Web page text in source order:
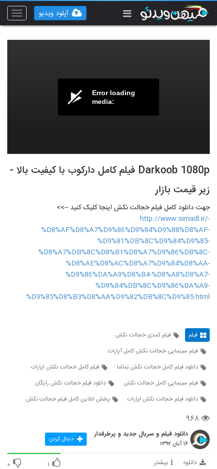
Toggle
آپلود ویدیو
Error loading
media:
Darkoob 1080p فیلم کامل دارکوب با کیفیت بالا -
زیر قیمت بازار
جهت دانلود کامل فیلم خجالت نکش اینجا کلیک کنید -->>
http://www.simadl.ir/-
%D8%AF%D8%A7%D9%86%D9%84%D9%88%D8%AF-
%D9%81%DB%8C%D9%84%D9%85-
%D8%A7%DB%8C%D8%B1%D8%A7%D9%86%DB%8C-
%D8%AE%D8%AC%D8%A7%D9%84%D8%AA-
%D9%86%DA%A9%D8%B4-%D8%A8%D8%A7-
%D9%84%DB%8C%D9%86%DA%A9-
%D9%85%D8%B3%D8%AA%D9%82%DB%8C%D9%85.html
فیلم
فیلم کمدی خجالت نکش
فیلم سینمایی خجالت نکش کامل آپارات
دانلود فیلم کامل خجالت نکش نماشا
فیلم کامل خجالت نکش اپارات
فیلم سینمایی کامل خجالت نکش
دانلود فیلم خجالت نکش رایگان
دانلود فیلم خجالت نکش اپارات
پخش انلاین کامل فیلم خجالت نکش
۹۶۸
دانلود فیلم و سریال جدید و پرطرفدار
۱۶ آبان ۱۳۹۷ دنبال کردن
دانلود بیشتر ۱ ۰